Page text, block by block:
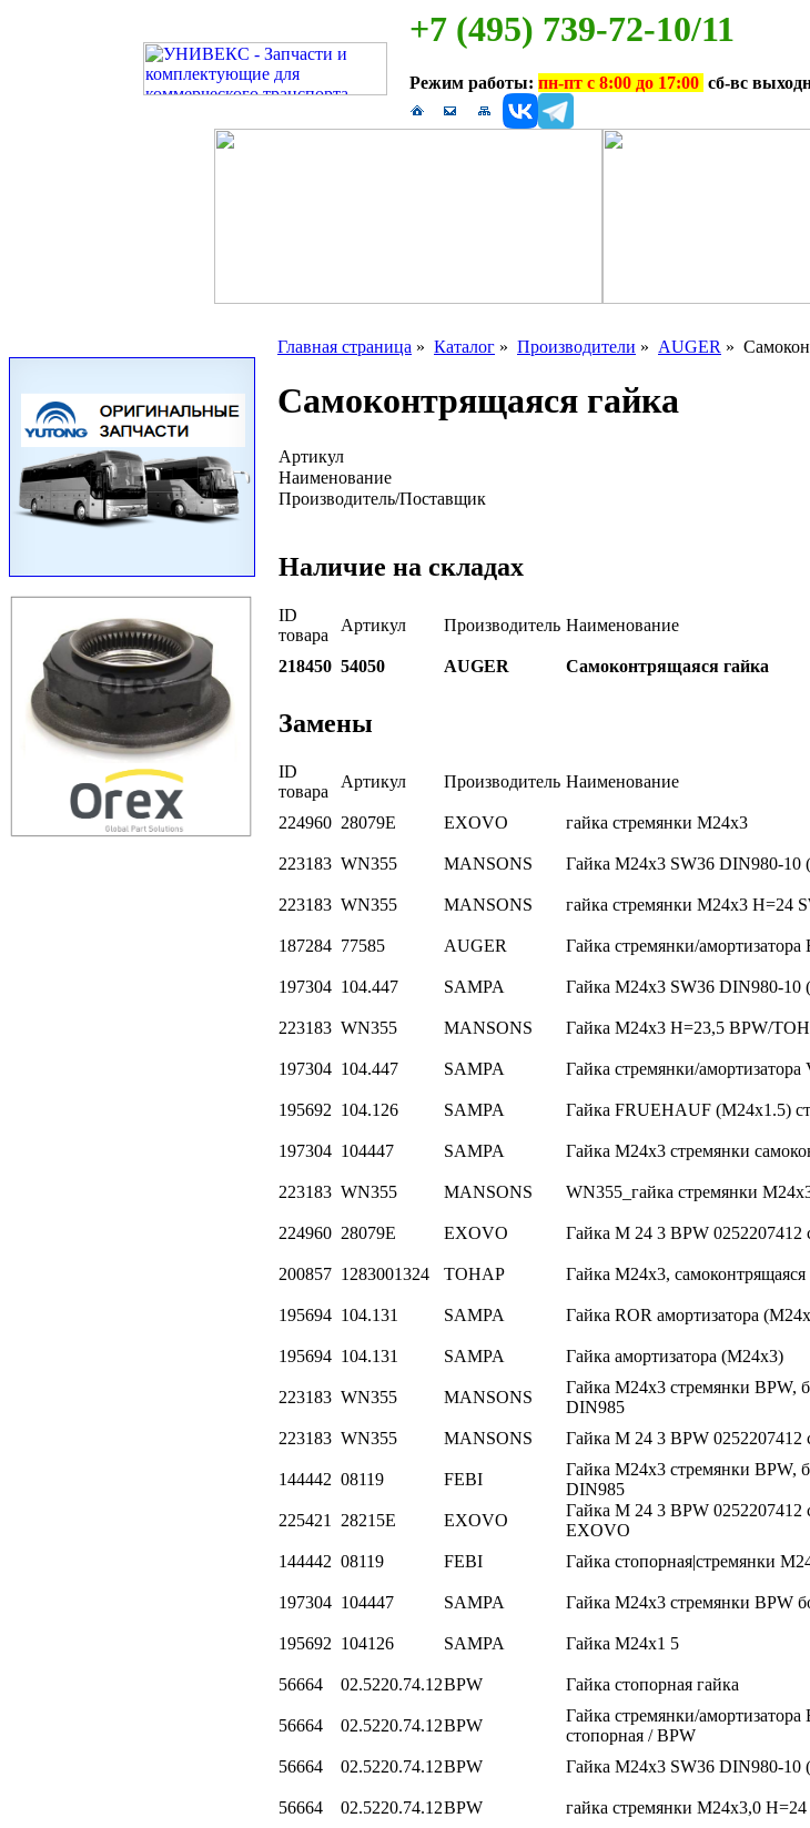
+7 (495) 739-72-10/11
Режим работы: пн-пт с 8:00 до 17:00 сб-вс
Главная страница » Каталог » Производители » AUGER »
Самоконтрящаяся гайка
Артикул
Наименование
Производитель/Поставщик
Наличие на складах
ID
товара
Артикул Производитель Наименование
218450 54050 AUGER Самоконтрящаяся гайка
Замены
ID
товара
Артикул Производитель Наименование
224960 28079E EXOVO гайка стремянки М24х3
223183 WN355 MANSONS Гайка М24х3 SW36 DIN980-10
223183 WN355 MANSONS гайка стремянки M24x3 H=24
187284 77585 AUGER Гайка стремянки/
197304 104.447 SAMPA Гайка М24х3 SW36 DIN980-10
223183 WN355 MANSONS Гайка М24х3 H=23,5 BPW/
197304 104.447 SAMPA Гайка стремянки/
195692 104.126 SAMPA Гайка FRUEHAUF (М24х1.5)
197304 104447 SAMPA Гайка М24х3 стремянки
223183 WN355 MANSONS WN355_гайка стремянки
224960 28079E EXOVO Гайка М 24 3 BPW 0252207412
200857 1283001324 ТОНАР Гайка М24х3, самоконтрящаяся
195694 104.131 SAMPA Гайка ROR амортизатора
195694 104.131 SAMPA Гайка амортизатора (М24х3)
223183 WN355 MANSONS
Гайка М24х3 стремянки BPW,
DIN985
223183 WN355 MANSONS Гайка М 24 3 BPW 0252207412
144442 08119 FEBI
Гайка М24х3 стремянки BPW,
DIN985
225421 28215E EXOVO
Гайка М 24 3 BPW 0252207412
EXOVO
144442 08119 FEBI Гайка стопорная|стремянки
197304 104447 SAMPA Гайка М24х3 стремянки BPW
195692 104126 SAMPA Гайка М24х1 5
56664 02.5220.74.12BPW Гайка стопорная гайка
56664 02.5220.74.12BPW
Гайка стремянки/
стопорная / BPW
56664 02.5220.74.12BPW Гайка М24х3 SW36 DIN980-10
56664 02.5220.74.12BPW гайка стремянки М24х3,0